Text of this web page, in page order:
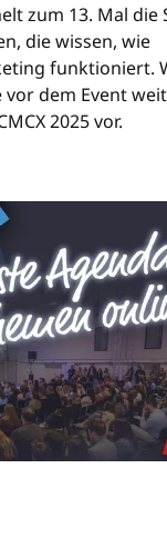
zum 13. Mal die
die wissen, wie
funktioniert.
dem Event
2025 vor.